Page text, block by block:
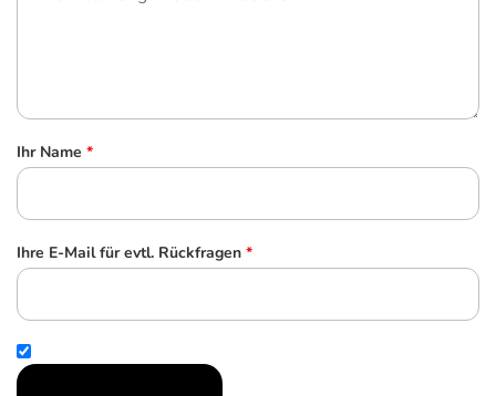
Ihr Name *
Ihre E-Mail für evtl. Rückfragen *